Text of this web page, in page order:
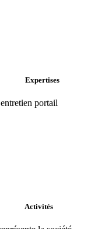
Expertises
portail
Activités